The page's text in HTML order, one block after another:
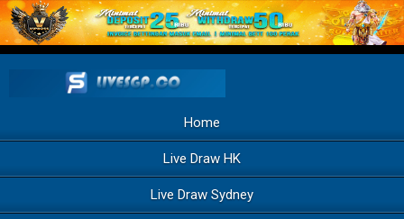
Home
Live Draw HK
Live Draw Sydney